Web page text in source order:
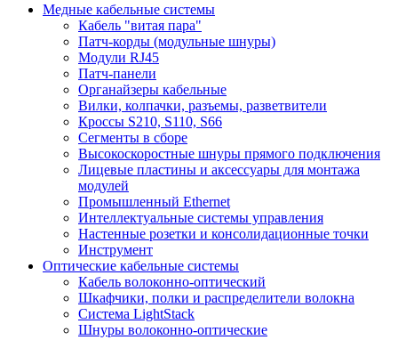
Медные кабельные системы
Кабель "витая пара"
Патч-корды (модульные шнуры)
Модули RJ45
Патч-панели
Органайзеры кабельные
Вилки, колпачки, разъемы, разветвители
Кроссы S210, S110, S66
Сегменты в сборе
Высокоскоростные шнуры прямого подключения
Лицевые пластины и аксессуары для монтажа
модулей
Промышленный Ethernet
Интеллектуальные системы управления
Настенные розетки и консолидационные точки
Инструмент
Оптические кабельные системы
Кабель волоконно-оптический
Шкафчики, полки и распределители волокна
Система LightStack
Шнуры волоконно-оптические